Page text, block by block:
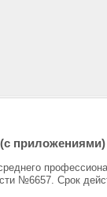
приложениями)
№6657. Срок